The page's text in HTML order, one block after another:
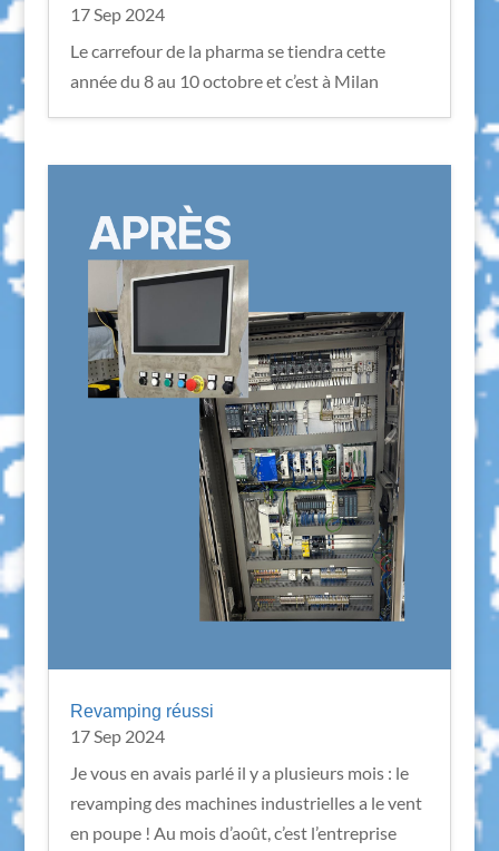
17 Sep 2024
Le carrefour de la pharma se tiendra cette
année du 8 au 10 octobre et c’est à Milan
Revamping réussi
17 Sep 2024
Je vous en avais parlé il y a plusieurs mois : le
revamping des machines industrielles a le vent
en poupe ! Au mois d’août, c’est l’entreprise